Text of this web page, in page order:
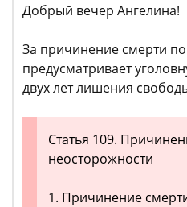
Добрый вечер Ангелина!
За причинение смерти
предусматривает
двух лет лишения
Статья 109.
неосторожности
1. Причинение